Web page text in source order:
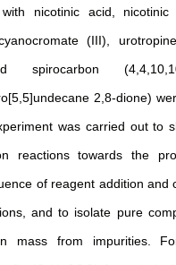
with nicotinic acid,
(III),
(4,4,10,10-
2,8-dione)
was carried out to
reactions towards the
of reagent addition and
and to isolate pure
mass from impurities.